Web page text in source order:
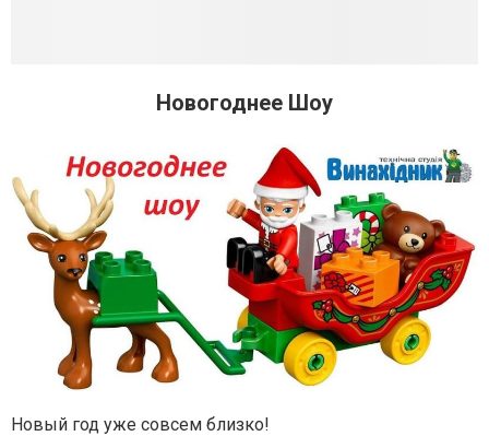
Новогоднее Шоу
Новый год уже совсем близко!